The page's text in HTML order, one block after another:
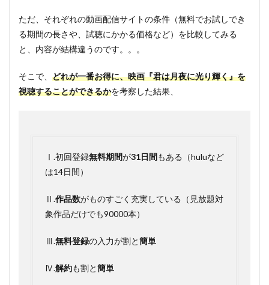
は U-
1.1
録無
料期
1.2
品数
放題
だけ
でも
Ⅲ. 無
ただ、それぞれの動画配信サイトの条件（無料でお試しでき
る期間の長さや、試聴にかかる価格など）を比較してみる
と、内容が結構違うのです。。。
そこで、 どれが一番お得に、映画『君は月夜に光り輝く』を
視聴することができるかを考察した結果、
Ⅰ.初回登録無料期間が31日間もある（huluなど
は14日間）
Ⅱ.作品数がものすごく充実している（見放題対
象作品だけでも90000本）
Ⅲ.無料登録の入力が割と簡単
Ⅳ.解約も割と簡単